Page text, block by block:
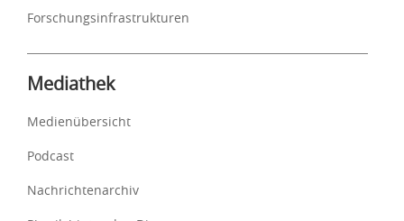
Forschungsinfrastrukturen
Mediathek
Medienübersicht
Podcast
Nachrichtenarchiv